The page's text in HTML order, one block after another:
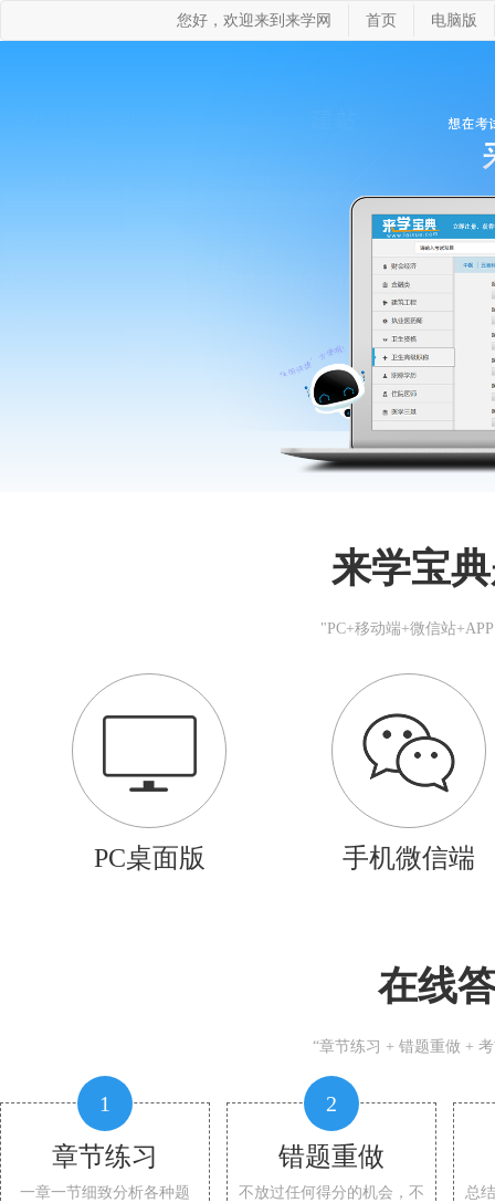
您好，欢迎来到来学网 首页 电脑版
来学宝
"PC+移动端+微信站
PC桌面版 手机微信端
在线
“章节练习 + 错题重做 +
1
章节练习
一章一节细致分析各种题
2
错题重做
不放过任何得分的机会，不
总